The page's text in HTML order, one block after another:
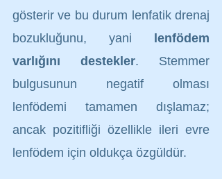
gösterir ve bu durum lenfatik drenaj
bozukluğunu, yani lenfödem
varlığını destekler. Stemmer
bulgusunun negatif olması
lenfödemi tamamen dışlamaz;
ancak pozitifliği özellikle ileri evre
lenfödem için oldukça özgüldür.